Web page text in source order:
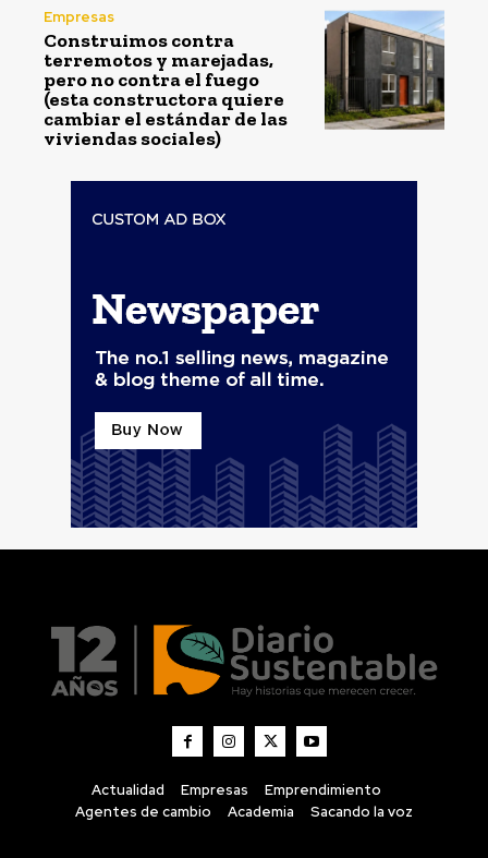
Empresas
Construimos contra
terremotos y marejadas,
pero no contra el fuego
(esta constructora quiere
cambiar el estándar de las
viviendas sociales)
Actualidad Empresas
Emprendimiento
Agentes de cambio
Academia Sacando la voz